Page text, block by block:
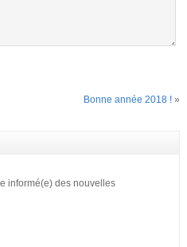
Bonne année 2018 ! »
informé(e) des nouvelles